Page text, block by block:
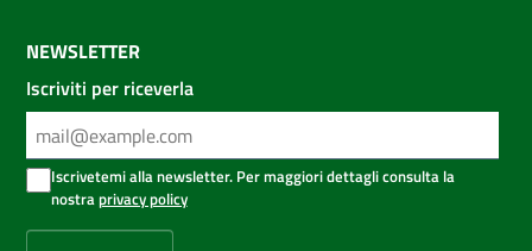
NEWSLETTER
Iscriviti per riceverla
Iscrivetemi alla newsletter. Per maggiori dettagli consulta la
nostraprivacy policy